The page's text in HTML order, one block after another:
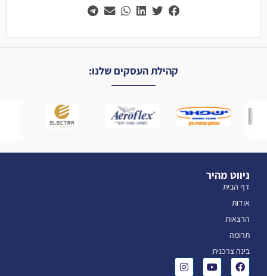
קהילת העסקים שלנו:
ניווט מהיר
דף הבית
אודות
הרצאות
תרומה
בינה צרכנית